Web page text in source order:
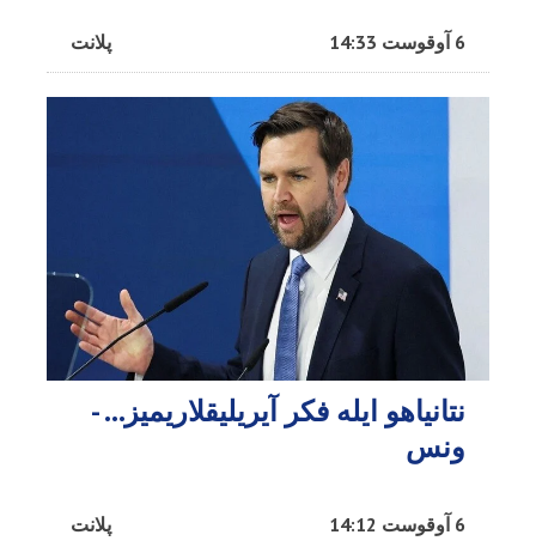
پلانت 6 آوقوست 14:33
نتانیاهو ایله فکر آیریلیقلاریمیز… -
ونس
پلانت 6 آوقوست 14:12